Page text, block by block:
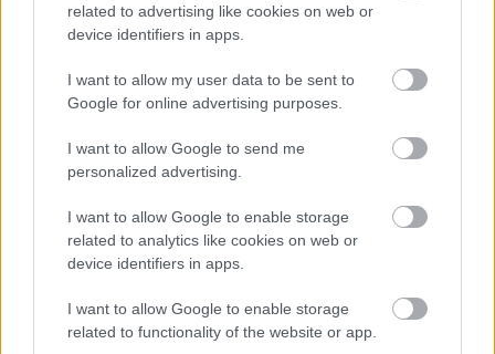
related to advertising like cookies on web or
device identifiers in apps.
I want to allow my user data to be sent to
Google for online advertising purposes.
I want to allow Google to send me
personalized advertising.
I want to allow Google to enable storage
related to analytics like cookies on web or
device identifiers in apps.
I want to allow Google to enable storage
related to functionality of the website or app.
rajongóinak: a Baross Étteremben ugyanis a
vajáké volt a főszerep!
Chavalier kollégával volt szerencsénk, és mi is részt
vehettünk a remek partin, amin kiderült egy nagy titok is:
a PlayOn Magyarország Kft. egyesült az An-Tec-kel! Mit
jelent ez a gyakorlatban? Egy forgalmazóhoz került jó
pár nagy cím, így többen tudnak koncentrálni egy-egy
játék kiadására, tehát még jobb minőséget várhatunk
tőlük. Sőt, a magyarítások készítése nem titkolt célja a
magyar felirattal kalandozhatunk orgyilkosként az
Animusban. Persze ez csak találgatás, de ha sokan